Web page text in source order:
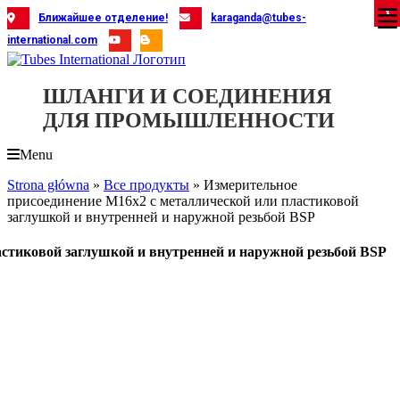
Skip
to
content
Ближайшее отделение!
karaganda@tubes-
international.com
ШЛАНГИ И СОЕДИНЕНИЯ
ДЛЯ ПРОМЫШЛЕННОСТИ
Menu
Strona główna » Все продукты » Измерительное
присоединение M16x2 с металлической или пластиковой
заглушкой и внутренней и наружной резьбой BSP
заглушкой и внутренней и наружной резьбой BSP
X
X
X
X
X
X
X
X
X
X
X
X
X
X
X
X
X
X
X